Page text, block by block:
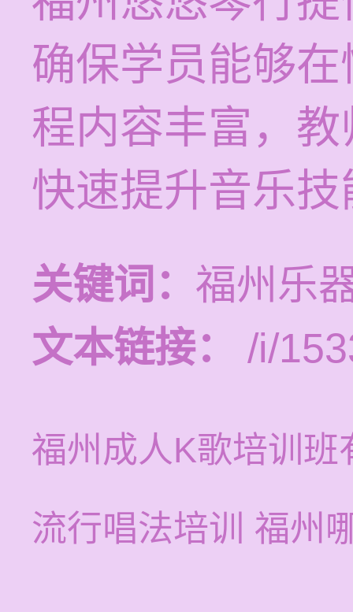
确保学员能够
程内容丰富，
快速提升音乐技
关键词： 福州乐
文本链接：
/i/
福州成人K歌培训班
流行唱法培训 福州